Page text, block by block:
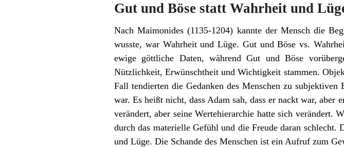
Gut und Böse statt Wahrheit und
Nach Maimonides (1135-1204) kannte der Mensch die
wusste, war Wahrheit und Lüge. Gut und Böse vs.
ewige göttliche Daten, während Gut und Böse
Nützlichkeit, Erwünschtheit und Wichtigkeit stammen.
Fall tendierten die Gedanken des Menschen zu
war. Es heißt nicht, dass Adam sah, dass er nackt war, aber
verändert, aber seine Wertehierarchie hatte sich verändert.
durch das materielle Gefühl und die Freude daran schlecht.
und Lüge. Die Schande des Menschen ist ein Aufruf zum